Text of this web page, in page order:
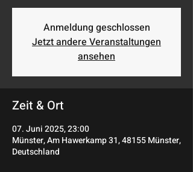
Anmeldung geschlossen
Jetzt andere Veranstaltungen
ansehen
Zeit & Ort
07. Juni 2025, 23:00
Münster, Am Hawerkamp 31, 48155 Münster,
Deutschland